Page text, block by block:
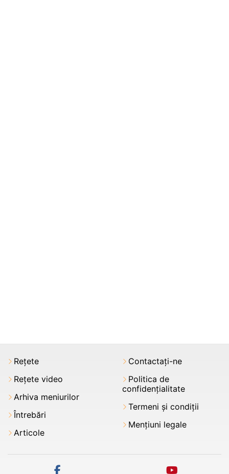
Rețete
Rețete video
Arhiva meniurilor
Întrebări
Articole
Contactați-ne
Politica de
confidențialitate
Termeni şi condiții
Mențiuni legale
facebook youtube